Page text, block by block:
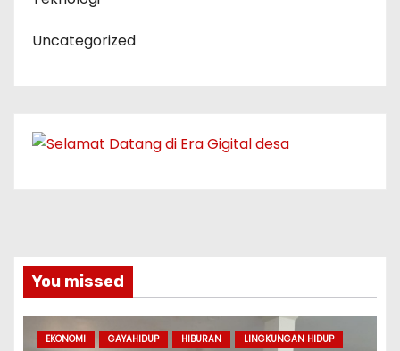
Uncategorized
You missed
EKONOMI GAYAHIDUP HIBURAN
LINGKUNGAN HIDUP